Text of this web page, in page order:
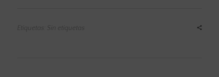
Etiquetas: Sin etiquetas